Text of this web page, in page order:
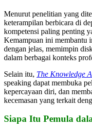
Menurut penelitian yang
keterampilan berbicara di
kompetensi paling penting
Kemampuan ini membantu
dengan jelas, memimpin
dalam berbagai konteks
Selain itu, The Knowledge
speaking dapat membuka
kepercayaan diri, dan
kecemasan yang terkait
Siapa Itu Pemula